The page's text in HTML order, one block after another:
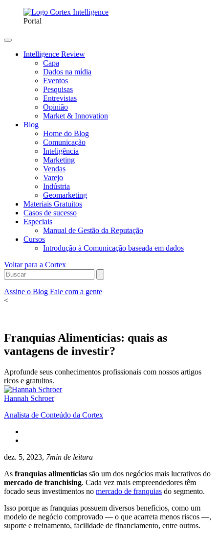
Portal
Intelligence Review
Capa
Dados na mídia
Eventos
Pesquisas
Entrevistas
Opinião
Market & Innovation
Blog
Home do Blog
Comunicação
Inteligência
Marketing
Vendas
Varejo
Indústria
Geomarketing
Materiais Gratuitos
Casos de sucesso
Especiais
Manual de Gestão da Reputação
Cursos
Introdução à Comunicação baseada em dados
Voltar para a Cortex
Assine o Blog Fale com a gente
<
Franquias Alimentícias: quais as
vantagens de investir?
Aprofunde seus conhecimentos profissionais com nossos artigos
ricos e gratuitos.
Hannah Schroer
Analista de Conteúdo da Cortex
dez. 5, 2023, 7min de leitura
As franquias alimentícias são um dos negócios mais lucrativos do
mercado de franchising. Cada vez mais empreendedores têm
focado seus investimentos no mercado de franquias do segmento.
Isso porque as franquias possuem diversos benefícios, como um
modelo de negócio comprovado — o que acarreta menos riscos —,
suporte e treinamento, facilidade de financiamento, entre outros.